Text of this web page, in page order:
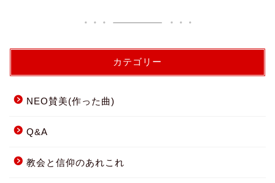
カテゴリー
NEO賛美(作った曲)
Q&A
教会と信仰のあれこれ